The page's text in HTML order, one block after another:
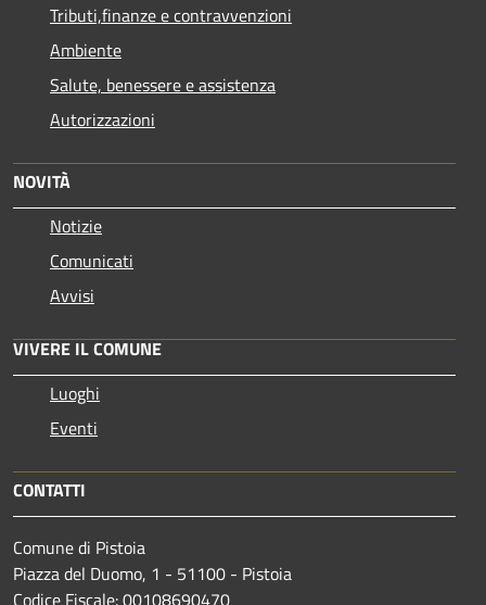
Tributi,finanze e contravvenzioni
Ambiente
Salute, benessere e assistenza
Autorizzazioni
NOVITÀ
Notizie
Comunicati
Avvisi
VIVERE IL COMUNE
Luoghi
Eventi
CONTATTI
Comune di Pistoia
Piazza del Duomo, 1 - 51100 - Pistoia
Codice Fiscale: 00108690470